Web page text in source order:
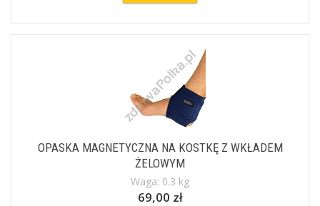
OPASKA MAGNETYCZNA NA KOSTKĘ Z WKŁADEM
ŻELOWYM
Waga: 0.3 kg
69,00 zł